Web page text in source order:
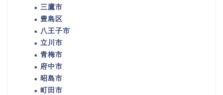
三鷹市
豊島区
八王子市
立川市
青梅市
府中市
昭島市
町田市